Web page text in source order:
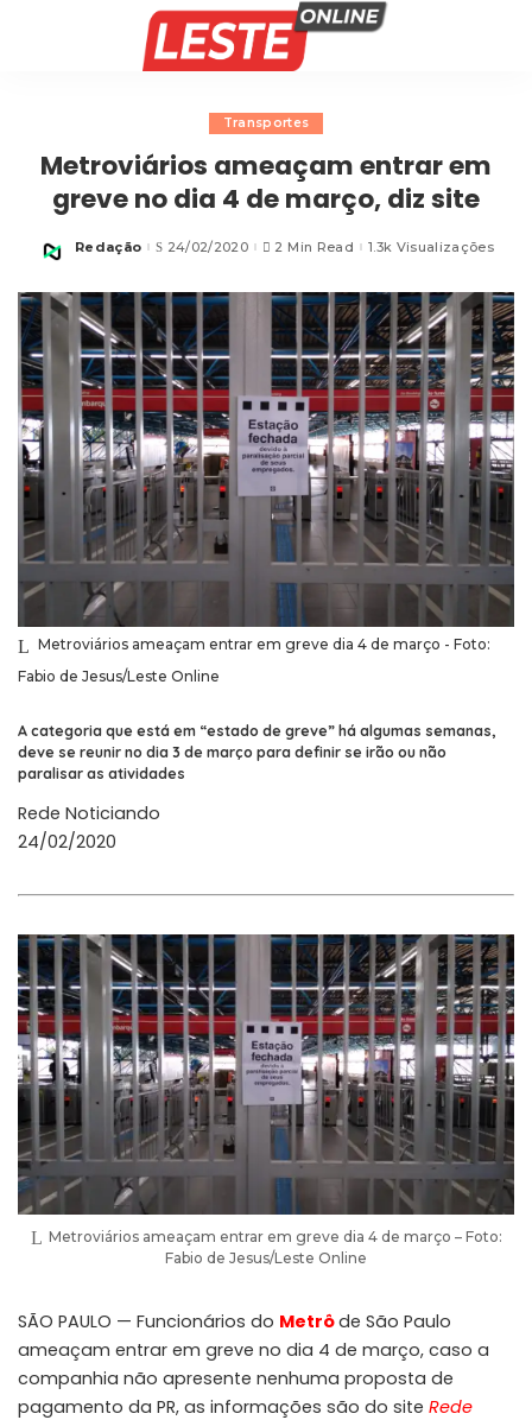
Transportes
Metroviários ameaçam entrar em
greve no dia 4 de março, diz site
Posted
Redação 24/02/2020 2 Min Read 1.3k Visualizações
Metroviários ameaçam entrar em greve dia 4 de março - Foto:
Fabio de Jesus/Leste Online
A categoria que está em “estado de greve” há algumas semanas,
deve se reunir no dia 3 de março para definir se irão ou não
paralisar as atividades
Rede Noticiando
24/02/2020
Metroviários ameaçam entrar em greve dia 4 de março – Foto:
Fabio de Jesus/Leste Online
SÃO PAULO — Funcionários do Metrôde São Paulo
ameaçam entrar em greve no dia 4 de março, caso a
companhia não apresente nenhuma proposta de
pagamento da PR, as informações são do site Rede